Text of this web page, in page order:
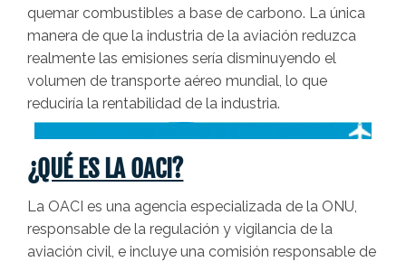
quemar combustibles a base de carbono. La única
manera de que la industria de la aviación reduzca
realmente las emisiones sería disminuyendo el
volumen de transporte aéreo mundial, lo que
reduciría la rentabilidad de la industria.
¿QUÉ ES LA OACI?
La OACI es una agencia especializada de la ONU,
responsable de la regulación y vigilancia de la
aviación civil, e incluye una comisión responsable de